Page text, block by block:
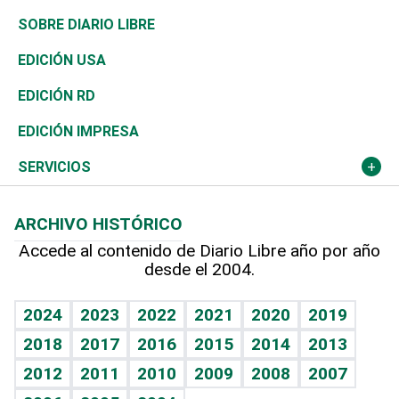
José Boquete
Reportajes
Asia
África
Ocenanía
Caribe
Resto del mundo
Consumo
Vivienda
Telecom.
Global y variable
Economía personal
Belleza
Buena Vida
Sociales
Novedades
Podcast Arte Libre
Hablando con el pediatra
Vida y familia
Eñe
Celebrando la vida
Golf
Ciclismo
Tenis
Olimpismo
Más deportes
Línea de hit
TBT Deportivo
De buena tinta
En Directo
El Espía
Noticiero Poteleche
Columnistas
Clima
Tecnología
Historia
Martes de tecnología
Cambio climático
Mundo
Economía
Revista
Deportes
Opinión
Hecho en casa
Guía del dinero
SOBRE DIARIO LIBRE
EDICIÓN USA
EDICIÓN RD
EDICIÓN IMPRESA
SERVICIOS
Cumpleaños
Horóscopos
Crucigramas
ARCHIVO HISTÓRICO
Accede al contenido de Diario Libre año por año
desde el 2004.
2024 2023 2022 2021 2020
2019
2018
2017 2016 2015 2014
2013
2012
2011 2010 2009 2008
2007